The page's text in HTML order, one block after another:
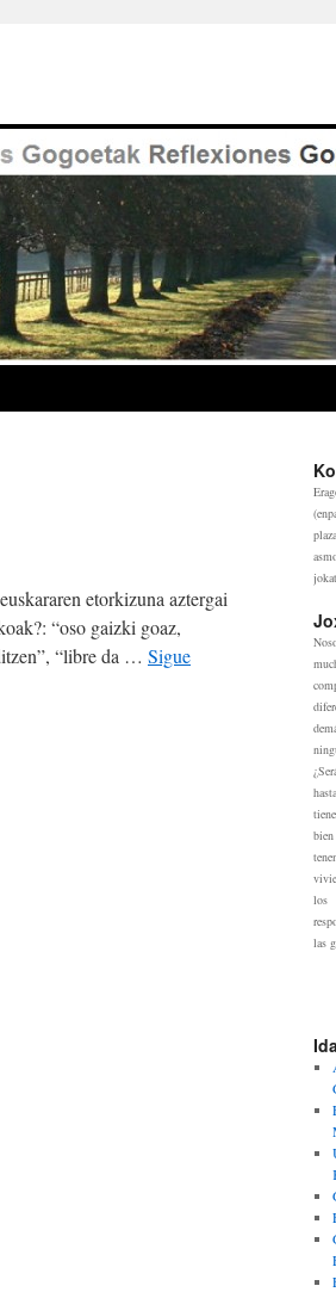
etorkizuna aztergai
“oso gaizki goaz,
“libre da … Sigue
los
las